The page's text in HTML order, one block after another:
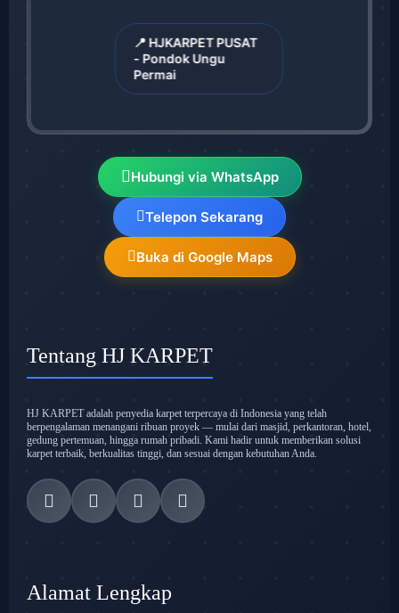
📍 HJKARPET PUSAT
- Pondok Ungu
Permai
Hubungi via WhatsApp
Telepon Sekarang
Buka di Google Maps
Tentang HJ KARPET
HJ KARPET adalah penyedia karpet terpercaya di Indonesia yang telah
berpengalaman menangani ribuan proyek — mulai dari masjid, perkantoran, hotel,
gedung pertemuan, hingga rumah pribadi. Kami hadir untuk memberikan solusi
karpet terbaik, berkualitas tinggi, dan sesuai dengan kebutuhan Anda.
Alamat Lengkap